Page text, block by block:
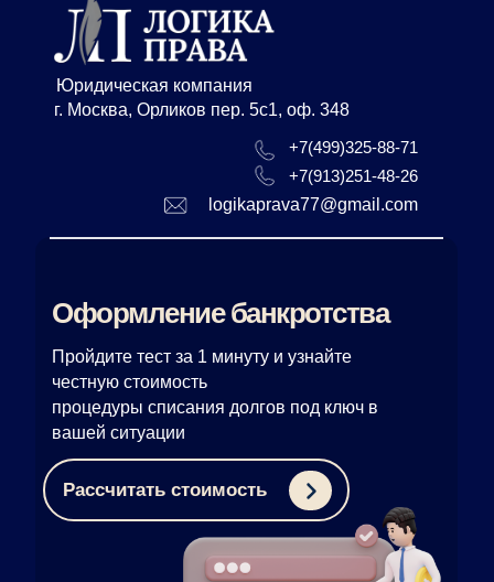
г. Москва, Орликов пер. 5с1, оф. 348
Юридическая компания
+7(913)251-48-26
+7(499)325-88-71
logikaprava77@gmail.com
Оформление банкротства
Пройдите тест за 1 минуту и узнайте
честную стоимость
процедуры списания долгов под ключ в
вашей ситуации
Рассчитать стоимость